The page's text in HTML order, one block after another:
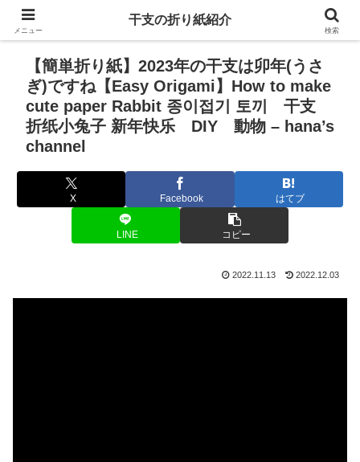
【簡単折り紙】2023年の干支は卯年(うさ
ぎ)ですね【Easy Origami】How to make
cute paper Rabbit 종이접기 토끼 干支
折纸小兔子 新年快乐 DIY 動物 – hana’s
channel
X Facebook はてブ
LINE コピー
2022.11.13 2022.12.03
メニュー
干支の折り紙紹介
検索